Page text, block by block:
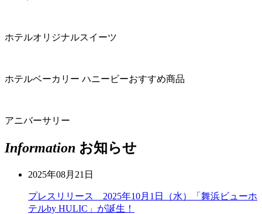
ホテルオリジナルスイーツ
ホテルベーカリー ハニービーおすすめ商品
アニバーサリー
Information お知らせ
2025年08月21日
プレスリリース 2025年10月1日（水）「舞浜ビューホ
テルby HULIC」が誕生！